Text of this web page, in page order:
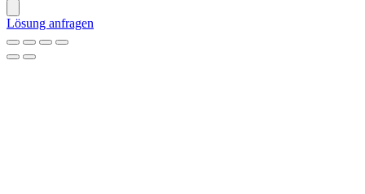
Lösung anfragen